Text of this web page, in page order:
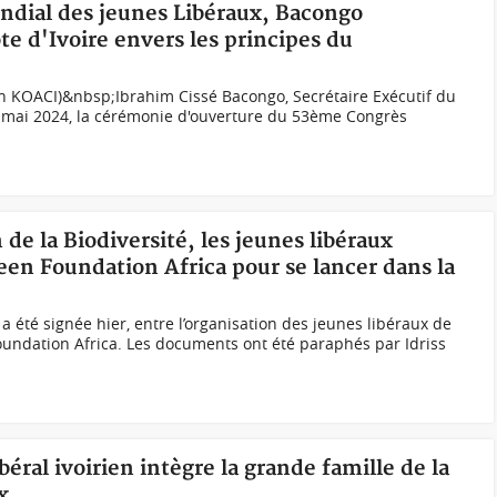
des jeunes Libéraux, Bacongo
d'Ivoire envers les principes du
Cissé Bacongo, Secrétaire Exécutif du
2024, la cérémonie d'ouverture du 53ème Congrès
la Biodiversité, les jeunes libéraux
Foundation Africa pour se lancer dans la
été signée hier, entre l’organisation des jeunes libéraux de
Africa. Les documents ont été paraphés par Idriss
ivoirien intègre la grande famille de la